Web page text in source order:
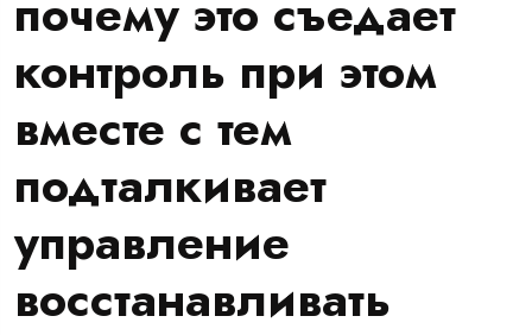
почему это съедает
контроль при этом
вместе с тем
подталкивает
управление
восстанавливать